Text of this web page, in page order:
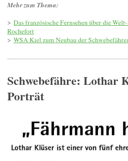
Mehr zum Thema:
> Das französische Fernsehen über die
Rochefort
> WSA Kiel zum Neubau der
Schwebefähre: Lothar
Porträt